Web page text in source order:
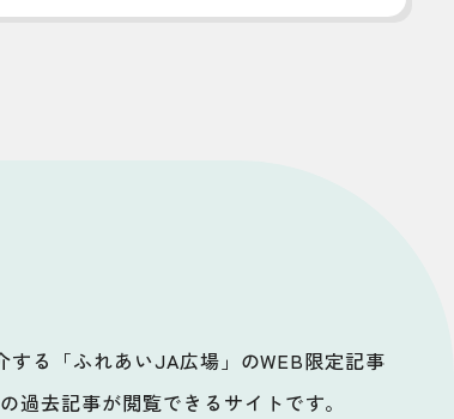
る「ふれあいJA広場」のWEB限定記事
過去記事が閲覧できるサイトです。